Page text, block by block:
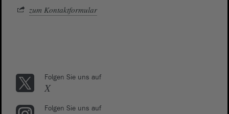
zum Kontaktformular
Folgen Sie uns auf
X
Folgen Sie uns auf